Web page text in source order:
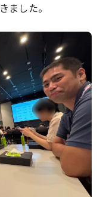
ました。